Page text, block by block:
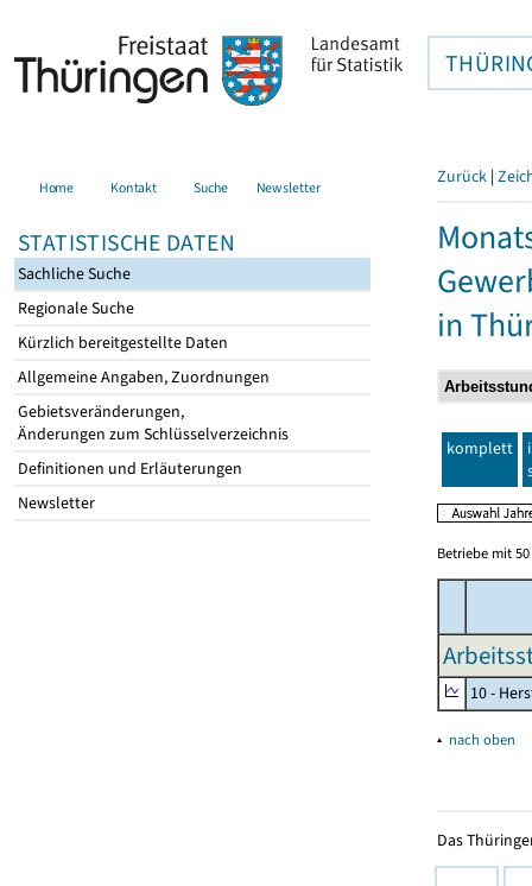
Home Kontakt Suche Newsletter
STATISTISCHE DATEN
Sachliche Suche
Regionale Suche
Kürzlich bereitgestellte Daten
Allgemeine Angaben, Zuordnungen
Gebietsveränderungen,
Änderungen zum Schlüsselverzeichnis
Definitionen und Erläuterungen
Newsletter
Zurück |
in
komplett
Betriebe mit
10 -
▴ nach oben
Das